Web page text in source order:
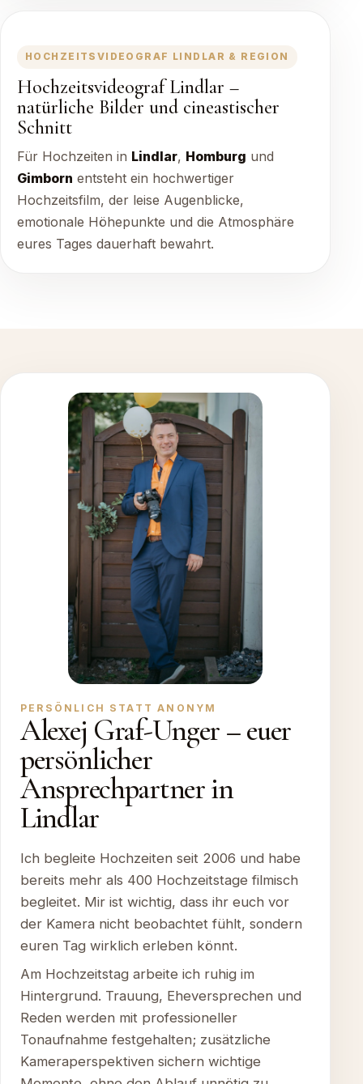
HOCHZEITSVIDEOGRAF LINDLAR & REGION
Hochzeitsvideograf Lindlar –
natürliche Bilder und cineastischer
Schnitt
Für Hochzeiten in Lindlar, Homburg und
Gimborn entsteht ein hochwertiger
Hochzeitsfilm, der leise Augenblicke,
emotionale Höhepunkte und die Atmosphäre
eures Tages dauerhaft bewahrt.
PERSÖNLICH STATT ANONYM
Alexej Graf-Unger – euer
persönlicher
Ansprechpartner in
Lindlar
Ich begleite Hochzeiten seit 2006 und habe
bereits mehr als 400 Hochzeitstage filmisch
begleitet. Mir ist wichtig, dass ihr euch vor
der Kamera nicht beobachtet fühlt, sondern
euren Tag wirklich erleben könnt.
Am Hochzeitstag arbeite ich ruhig im
Hintergrund. Trauung, Eheversprechen und
Reden werden mit professioneller
Tonaufnahme festgehalten; zusätzliche
Kameraperspektiven sichern wichtige